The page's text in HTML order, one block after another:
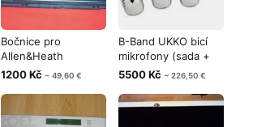
Bočnice pro
Allen&Heath
MixWizard WZ
1200 Kč ~ 49,60 €
B-Band UKKO bicí
mikrofony (sada +
náhradní d
5500 Kč ~ 226,50 €